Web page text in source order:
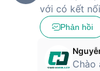
với có kết
Phản hồi
Chào